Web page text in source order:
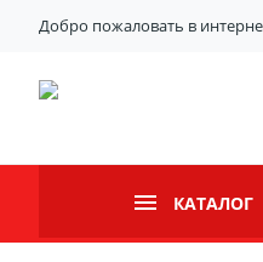
Добро пожаловать в
КАТАЛОГ